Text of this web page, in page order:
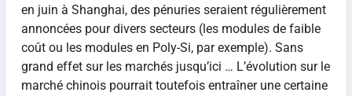
en juin à Shanghai, des pénuries seraient régulièrement
annoncées pour divers secteurs (les modules de faible
coût ou les modules en Poly-Si, par exemple). Sans
grand effet sur les marchés jusqu’ici … L’évolution sur le
marché chinois pourrait toutefois entraîner une certaine